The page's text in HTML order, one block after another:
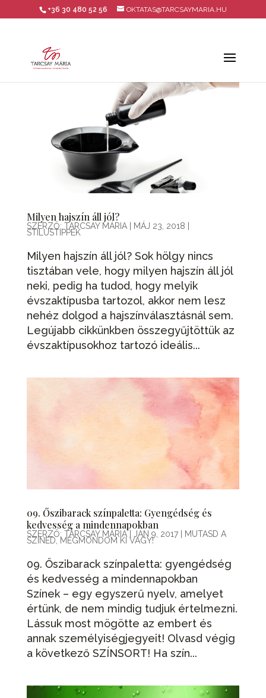
+36 30 480 52 56 OKTATAS@TARCSAYMARIA.HU
Milyen hajszín áll jól?
SZERZŐ: TARCSAY MÁRIA| MÁJ 23, 2018
STÍLUSTIPPEK
Milyen hajszín áll jól? Sok hölgy nincs
tisztában vele, hogy milyen hajszín áll jól
neki, pedig ha tudod, hogy melyik
évszaktípusba tartozol, akkor nem lesz
nehéz dolgod a hajszínválasztásnál sem.
Legújabb cikkünkben összegyűjtöttük az
évszaktípusokhoz tartozó ideális...
09. Őszibarack színpaletta: Gyengédség és
kedvesség a mindennapokban
SZERZŐ: TARCSAY MÁRIA| JAN 9, 2017| MUTASD A
SZÍNED, MEGMONDOM KI VAGY!
09. Őszibarack színpaletta: gyengédség
és kedvesség a mindennapokban
Színek – egy egyszerű nyelv, amelyet
értünk, de nem mindig tudjuk értelmezni.
Lássuk most mögötte az embert és
annak személyiségjegyeit! Olvasd végig
a következő SZÍNSORT! Ha szín...